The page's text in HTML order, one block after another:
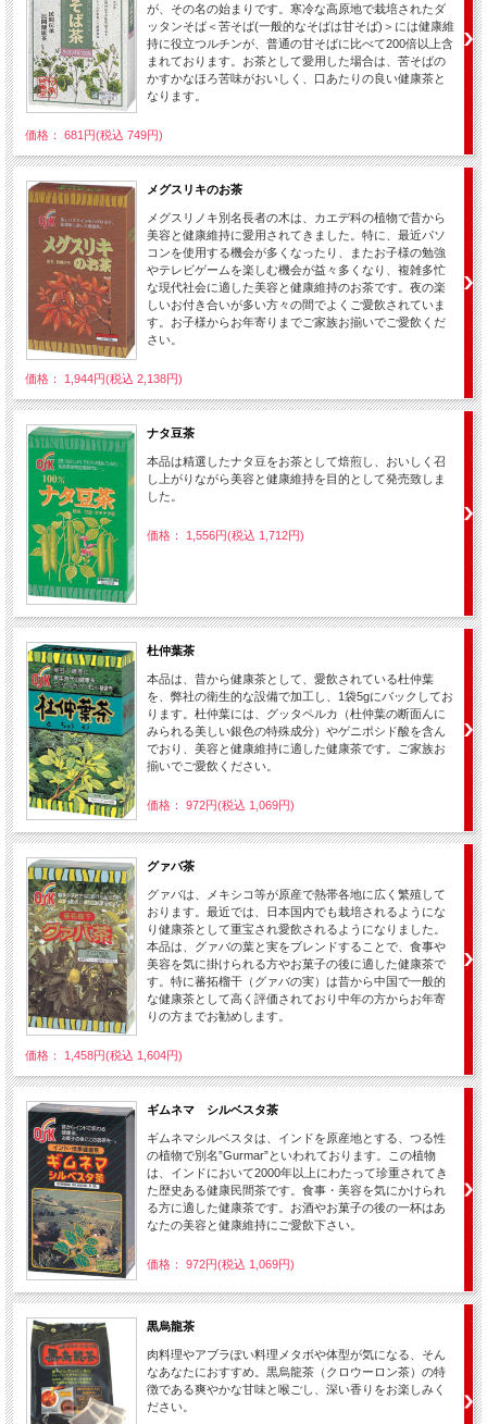
が、その名の始まりです。寒冷な高原地で栽培されたダ
ッタンそば＜苦そば(一般的なそばは甘そば)＞には健康維
持に役立つルチンが、普通の甘そばに比べて200倍以上含
まれております。お茶として愛用した場合は、苦そばの
かすかなほろ苦味がおいしく、口あたりの良い健康茶と
なります。
価格： 681円(税込 749円)
メグスリキのお茶
メグスリノキ別名長者の木は、カエデ科の植物で昔から
美容と健康維持に愛用されてきました。特に、最近パソ
コンを使用する機会が多くなったり、またお子様の勉強
やテレビゲームを楽しむ機会が益々多くなり、複雑多忙
な現代社会に適した美容と健康維持のお茶です。夜の楽
しいお付き合いが多い方々の間でよくご愛飲されていま
す。お子様からお年寄りまでご家族お揃いでご愛飲くだ
さい。
価格： 1,944円(税込 2,138円)
ナタ豆茶
本品は精選したナタ豆をお茶として焙煎し、おいしく召
し上がりながら美容と健康維持を目的として発売致しま
した。
価格： 1,556円(税込 1,712円)
杜仲葉茶
本品は、昔から健康茶として、愛飲されている杜仲葉
を、弊社の衛生的な設備で加工し、1袋5gにバックしてお
ります。杜仲葉には、グッタペルカ（杜仲葉の断面んに
みられる美しい銀色の特殊成分）やゲニポシド酸を含ん
でおり、美容と健康維持に適した健康茶です。ご家族お
揃いでご愛飲ください。
価格： 972円(税込 1,069円)
グァバ茶
グァバは、メキシコ等が原産で熱帯各地に広く繁殖して
おります。最近では、日本国内でも栽培されるようにな
り健康茶として重宝され愛飲されるようになりました。
本品は、グァバの葉と実をブレンドすることで、食事や
美容を気に掛けられる方やお菓子の後に適した健康茶で
す。特に蕃拓榴干（グァバの実）は昔から中国で一般的
な健康茶として高く評価されており中年の方からお年寄
りの方までお勧めします。
価格： 1,458円(税込 1,604円)
ギムネマ シルベスタ茶
ギムネマシルベスタは、インドを原産地とする、つる性
の植物で別名”Gurmar”といわれております。この植物
は、インドにおいて2000年以上にわたって珍重されてき
た歴史ある健康民間茶です。食事・美容を気にかけられ
る方に適した健康茶です。お酒やお菓子の後の一杯はあ
なたの美容と健康維持にご愛飲下さい。
価格： 972円(税込 1,069円)
黒烏龍茶
肉料理やアブラぽい料理メタボや体型が気になる、そん
なあなたにおすすめ。黒烏龍茶（クロウーロン茶）の特
徴である爽やかな甘味と喉ごし、深い香りをお楽しみく
ださい。